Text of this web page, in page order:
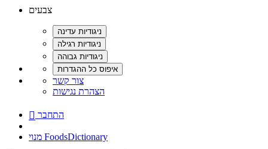
צבעים
צור קשר
הצהרת נגישות
 התחבר
מנוי FoodsDictionary